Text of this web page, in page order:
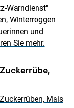
Warndienst"
Winterroggen
und
Sie mehr.
Mais